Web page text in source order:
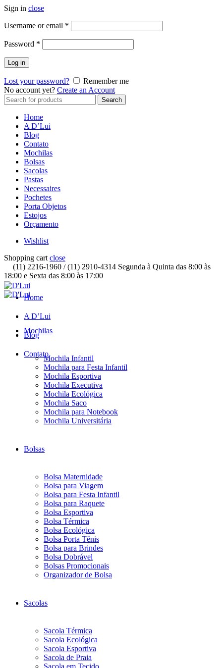
Sign in close
Username or email *
Password *
Log in
Lost your password?
Remember me
No account yet? Create an Account
Search
for:
Search
Home
A D’Lui
Blog
Contato
Mochilas
Bolsas
Sacolas
Pastas
Necessaires
Pochetes
Porta Objetos
Estojos
Orçamento
Wishlist
Shopping cart close
(11) 2216-1960 / (11) 2910-4314 Segunda à Quinta das 8:00 às
18:00 e Sexta das 8:00 às 17:00
Home
A D’Lui
Blog
Contato
Mochilas
Mochila Infantil
Mochila para Festa Infantil
Mochila Esportiva
Mochila Executiva
Mochila Ecológica
Mochila Saco
Mochila para Notebook
Mochila Universitária
Bolsas
Bolsa Maternidade
Bolsa para Viagem
Bolsa para Festa Infantil
Bolsa para Raquete
Bolsa Esportiva
Bolsa Térmica
Bolsa Ecológica
Bolsa Porta Tênis
Bolsa para Brindes
Bolsa Dobrável
Bolsas Promocionais
Organizador de Bolsa
Sacolas
Sacola Térmica
Sacola Ecológica
Sacola Esportiva
Sacola de Praia
Sacola em Tecido